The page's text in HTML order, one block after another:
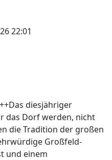
22:01
diesjähriger
das Dorf werden, nicht
die Tradition der großen
Großfeld-
und einem